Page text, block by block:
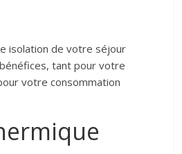
isolation de votre séjour
tant pour votre
votre consommation